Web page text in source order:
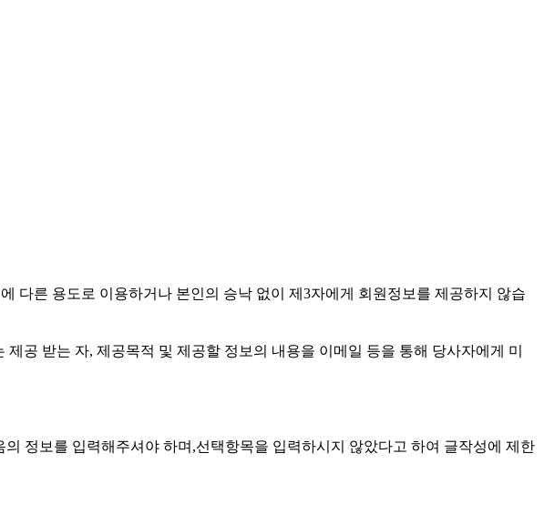
다른 용도로 이용하거나 본인의 승낙 없이 제3자에게 회원정보를 제공하지 않습
공 받는 자, 제공목적 및 제공할 정보의 내용을 이메일 등을 통해 당사자에게 미
정보를 입력해주셔야 하며,선택항목을 입력하시지 않았다고 하여 글작성에 제한